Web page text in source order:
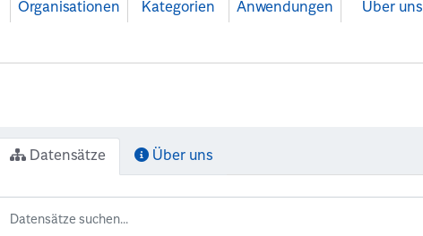
Organisationen Kategorien Anwendungen Über uns
Datensätze Über uns